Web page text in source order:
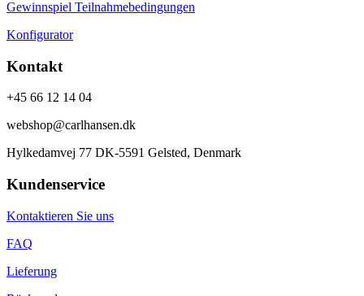
Gewinnspiel Teilnahmebedingungen
Konfigurator
Kontakt
+45 66 12 14 04
webshop@carlhansen.dk
Hylkedamvej 77 DK-5591 Gelsted, Denmark
Kundenservice
Kontaktieren Sie uns
FAQ
Lieferung